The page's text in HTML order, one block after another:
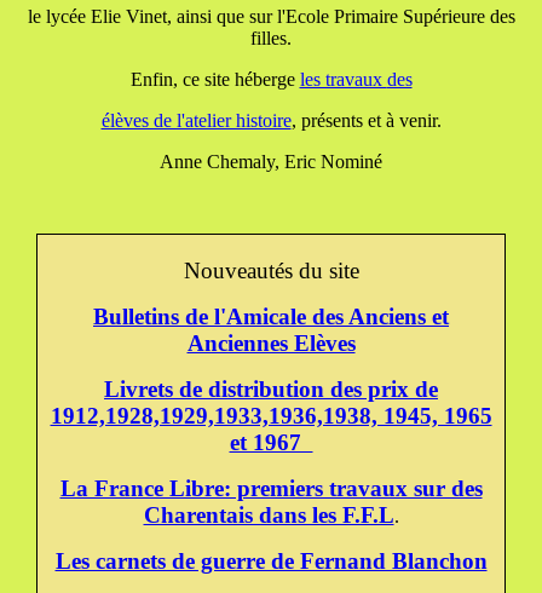
le lycée Elie Vinet, ainsi que sur l'Ecole Primaire Supérieure des
filles.
Enfin, ce site héberge les travaux des
élèves de l'atelier histoire, présents et à venir.
Anne Chemaly, Eric Nominé
Nouveautés du site
Bulletins de l'Amicale des Anciens et
Anciennes Elèves
Livrets de distribution des prix de
1912,1928,1929,1933,1936,1938, 1945, 1965
et 1967
La France Libre: premiers travaux sur des
Charentais dans les F.F.L.
Les carnets de guerre de Fernand Blanchon